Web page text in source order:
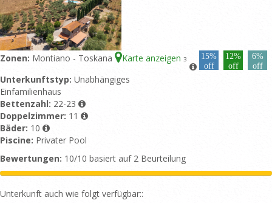
Zonen: Montiano - Toskana Karte anzeigen 3
15%
off
12%
off
6%
off
Unterkunftstyp: Unabhängiges
Einfamilienhaus
Bettenzahl: 22-23
Doppelzimmer: 11
Bäder: 10
Piscine: Privater Pool
Bewertungen: 10/10 basiert auf 2 Beurteilung
Unterkunft auch wie folgt verfügbar::